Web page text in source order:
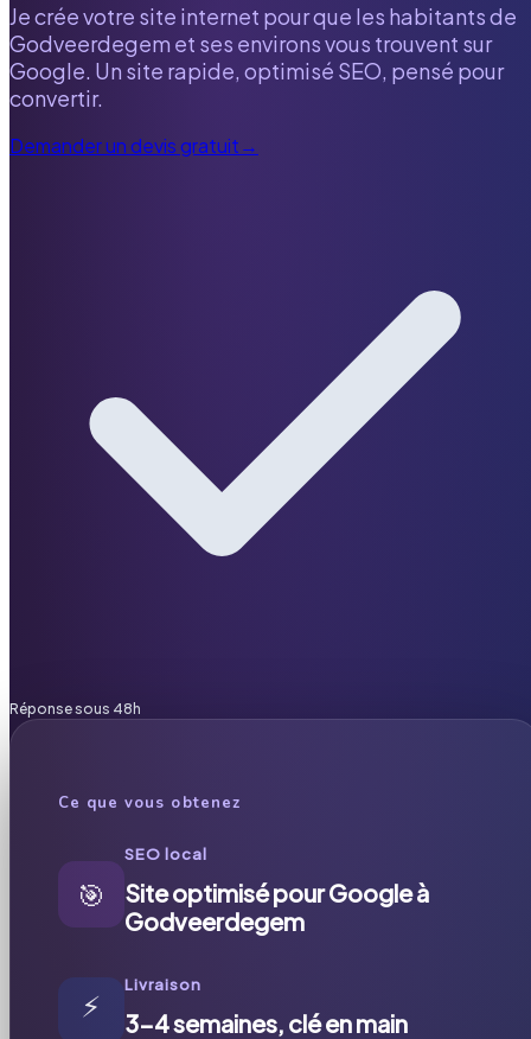
Je crée votre site internet pour que les habitants de
Godveerdegem et ses environs vous trouvent sur
Google. Un site rapide, optimisé SEO, pensé pour
convertir.
Demander un devis gratuit→
Réponse sous 48h
Ce que vous obtenez
🎯
SEO local
Site optimisé pour Google à
Godveerdegem
⚡
Livraison
3-4 semaines, clé en main